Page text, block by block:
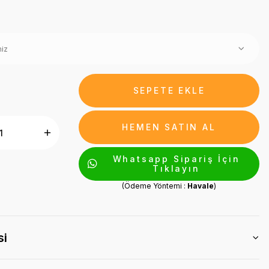
SEPETE EKLE
HEMEN SATIN AL
Whatsapp Sipariş İçin
Tıklayın
(Ödeme Yöntemi : Havale)